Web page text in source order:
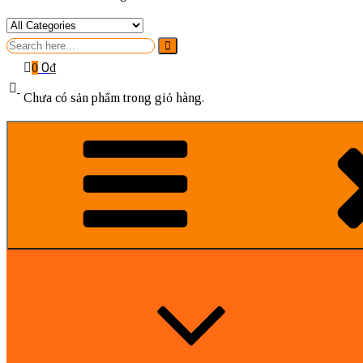
Search
0 0₫
Chưa có sản phẩm trong giỏ hàng.